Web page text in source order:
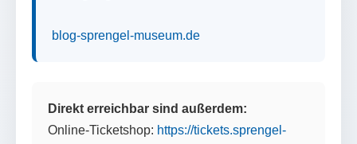
blog-sprengel-museum.de
Direkt erreichbar sind außerdem:
Online-Ticketshop: https://tickets.sprengel-